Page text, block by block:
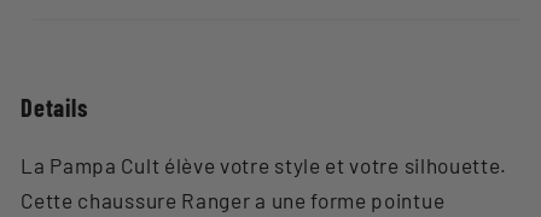
Details
La Pampa Cult élève votre style et votre silhouette.
Cette chaussure Ranger a une forme pointue